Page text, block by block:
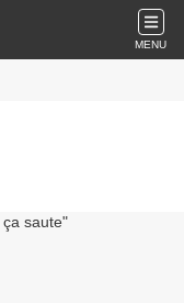
MENU